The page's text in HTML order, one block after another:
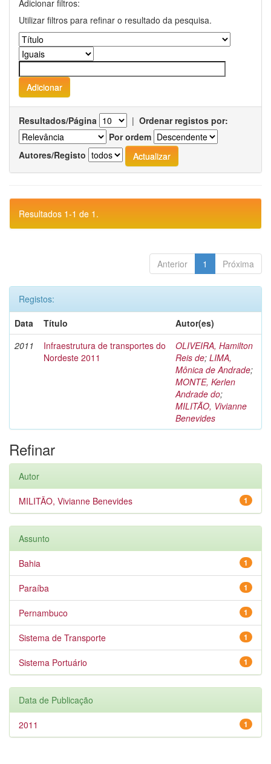
Adicionar filtros:
Utilizar filtros para refinar o resultado da pesquisa.
Resultados/Página | Ordenar registos por:
Por ordem
Autores/Registo
Resultados 1-1 de 1.
Anterior 1 Próxima
Registos:
Data
Título
Autor(es)
2011
Infraestrutura de transportes do
Nordeste 2011
OLIVEIRA, Hamilton
Reis de; LIMA,
Mônica de Andrade;
MONTE, Kerlen
Andrade do;
MILITÃO, Vivianne
Benevides
Refinar
Autor
1
MILITÃO, Vivianne Benevides
Assunto
1
Bahia
1
Paraíba
1
Pernambuco
1
Sistema de Transporte
1
Sistema Portuário
Data de Publicação
1
2011